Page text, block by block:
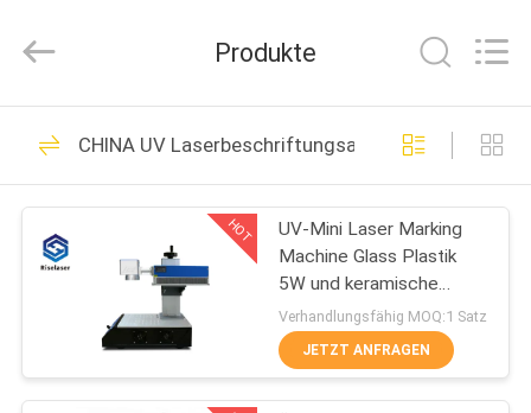
HEIM
PRODUKTE
VR-
ÜBER
Reserved.
Metallfaser-Laser-
Schneidemaschine
131
11
Produkte
CHINA UV Laserbeschriftungsautomat
HOT
UV-Mini Laser Marking
Machine Glass Plastik
5W und keramische
Markierung
Verhandlungsfähig MOQ:1 Satz
JETZT ANFRAGEN